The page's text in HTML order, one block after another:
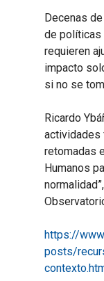
Decenas
de políticas
requieren
impacto
si no se
Ricardo
actividades
retomadas
Humanos
https://
posts/